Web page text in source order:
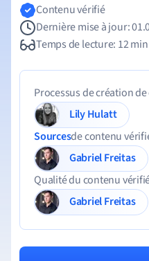
Contenu vérifié
Dernière mise à jour:
Temps de lecture: 12 min
Processus de création
Lily Hulatt
Sourcesde contenu
Gabriel Freitas
Qualité du contenu
Gabriel Freitas